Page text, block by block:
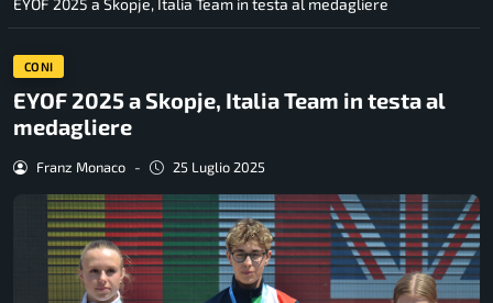
EYOF 2025 a Skopje, Italia Team in testa al medagliere
CONI
EYOF 2025 a Skopje, Italia Team in testa al
medagliere
Franz Monaco - 25 Luglio 2025